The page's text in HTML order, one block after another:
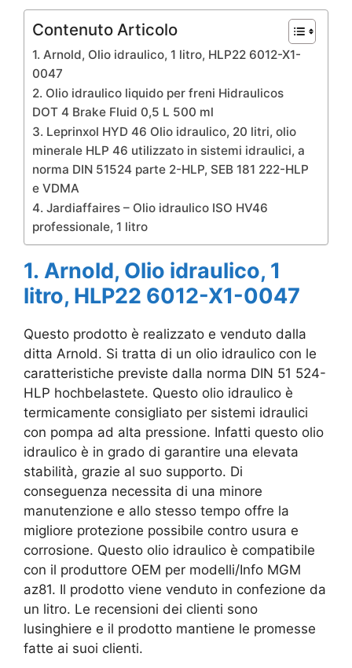
Contenuto Articolo
1. Arnold, Olio idraulico, 1 litro, HLP22 6012-X1-
0047
2. Olio idraulico liquido per freni Hidraulicos
DOT 4 Brake Fluid 0,5 L 500 ml
3. Leprinxol HYD 46 Olio idraulico, 20 litri, olio
minerale HLP 46 utilizzato in sistemi idraulici, a
norma DIN 51524 parte 2-HLP, SEB 181 222-HLP
e VDMA
4. Jardiaffaires – Olio idraulico ISO HV46
professionale, 1 litro
1. Arnold, Olio idraulico, 1
litro, HLP22 6012-X1-0047
Questo prodotto è realizzato e venduto dalla
ditta Arnold. Si tratta di un olio idraulico con le
caratteristiche previste dalla norma DIN 51 524-
HLP hochbelastete. Questo olio idraulico è
termicamente consigliato per sistemi idraulici
con pompa ad alta pressione. Infatti questo olio
idraulico è in grado di garantire una elevata
stabilità, grazie al suo supporto. Di
conseguenza necessita di una minore
manutenzione e allo stesso tempo offre la
migliore protezione possibile contro usura e
corrosione. Questo olio idraulico è compatibile
con il produttore OEM per modelli/Info MGM
az81. Il prodotto viene venduto in confezione da
un litro. Le recensioni dei clienti sono
lusinghiere e il prodotto mantiene le promesse
fatte ai suoi clienti.